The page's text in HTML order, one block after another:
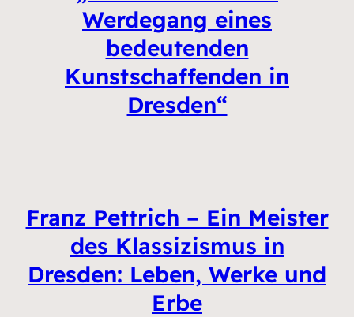
Werdegang eines
bedeutenden
Kunstschaffenden in
Dresden“
Franz Pettrich – Ein Meister
des Klassizismus in
Dresden: Leben, Werke und
Erbe